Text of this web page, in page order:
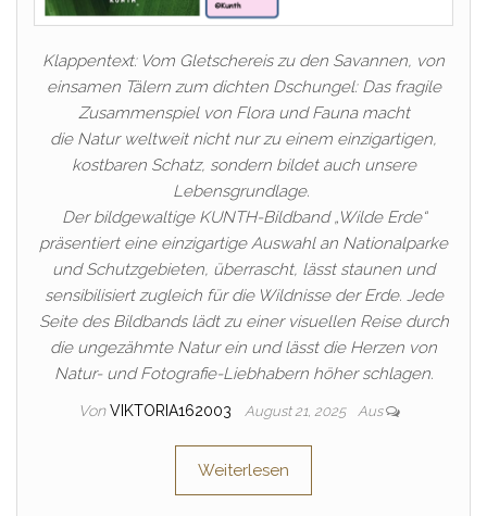
Klappentext: Vom Gletschereis zu den Savannen, von
einsamen Tälern zum dichten Dschungel: Das fragile
Zusammenspiel von Flora und Fauna macht
die Natur weltweit nicht nur zu einem einzigartigen,
kostbaren Schatz, sondern bildet auch unsere
Lebensgrundlage.
Der bildgewaltige KUNTH-Bildband „Wilde Erde“
präsentiert eine einzigartige Auswahl an Nationalparke
und Schutzgebieten, überrascht, lässt staunen und
sensibilisiert zugleich für die Wildnisse der Erde. Jede
Seite des Bildbands lädt zu einer visuellen Reise durch
die ungezähmte Natur ein und lässt die Herzen von
Natur- und Fotografie-Liebhabern höher schlagen.
Von VIKTORIA162003 August 21, 2025 Aus
Weiterlesen